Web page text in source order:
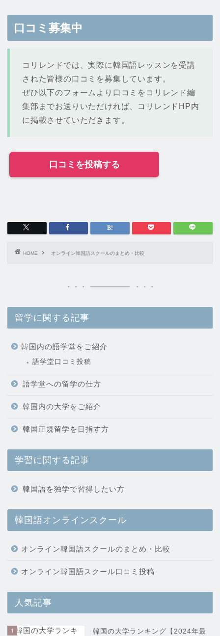
口コミ募集中
コリレンドでは、実際に韓国語レッスンを受講
された皆様の口コミを募集しています。
ぜひ以下のフォームより口コミをコリレンド編
集部までお送りいただければ、コリレンドHP内
に掲載させていただきます。
口コミを投稿する
HOME オンライン韓国語スクールのまとめ・比較
留学に関する記事
韓国内の語学堂をご紹介
語学堂口コミ投稿
語学堂への留学の仕方
韓国内の大学をご紹介
韓国正規留学を目指す方
学習に関する記事
韓国語を独学で習得したい方
韓国語オンラインスクール
オンライン韓国語スクールのまとめ・比較
オンライン韓国語スクール口コミ投稿
人気記事
1
韓国の大学ランキング【2024年最